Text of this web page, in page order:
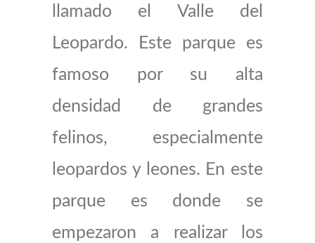
llamado el Valle del
Leopardo. Este parque es
famoso por su alta
densidad de grandes
felinos, especialmente
leopardos y leones. En este
parque es donde se
empezaron a realizar los